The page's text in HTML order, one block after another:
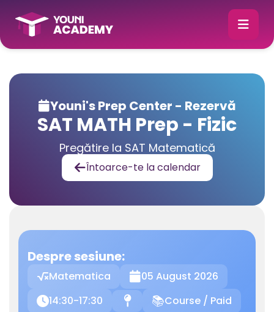
Youni's Prep Center - Rezervă
SAT MATH Prep - Fizic
Pregătire la SAT Matematică
Întoarce-te la calendar
Despre sesiune:
Matematica 05 August 2026
14:30-17:30 📍 📚Course / Paid